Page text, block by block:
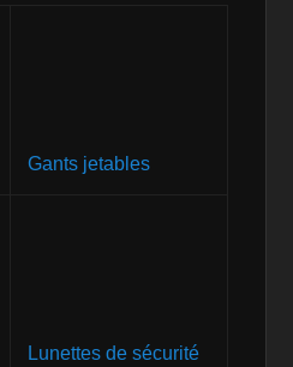
Gants jetables
Lunettes de sécurité